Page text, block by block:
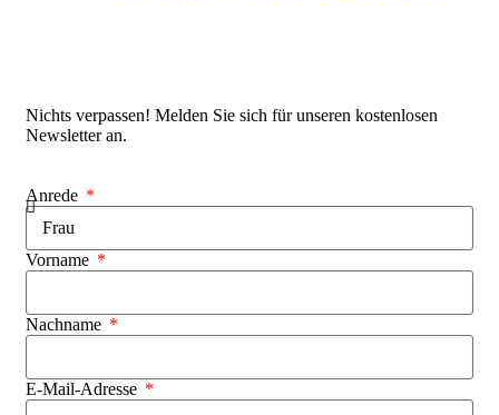
Nichts verpassen! Melden Sie sich für unseren kostenlosen
Newsletter an.
Anrede
Vorname
Nachname
E-Mail-Adresse